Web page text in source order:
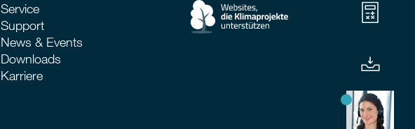
Service
Support
News & Events
Downloads
Karriere